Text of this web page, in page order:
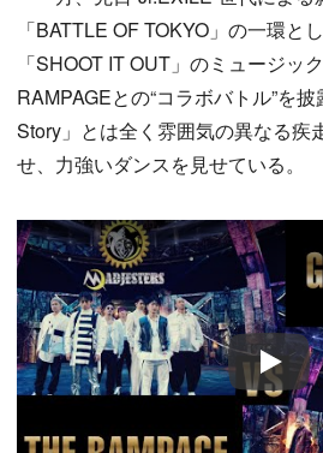
「BATTLE OF TOKYO」の一環と
「SHOOT IT OUT」のミュージッ
RAMPAGEとの“コラボバトル”を
Story」とは全く雰囲気の異なる疾
せ、力強いダンスを見せている。
Play